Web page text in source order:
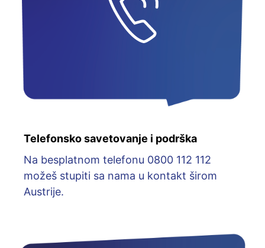
Telefonsko savetovanje i podrška
Na besplatnom telefonu 0800 112 112
možeš stupiti sa nama u kontakt širom
Austrije.